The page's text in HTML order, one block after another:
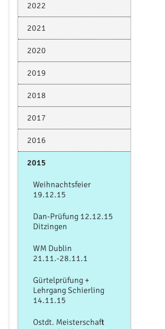
2022
2021
2020
2019
2018
2017
2016
2015
Weihnachtsfeier
19.12.15
Dan-Prüfung 12.12.15
Ditzingen
WM Dublin
21.11.-28.11.1
Gürtelprüfung +
Lehrgang Schierling
14.11.15
Ostdt. Meisterschaft